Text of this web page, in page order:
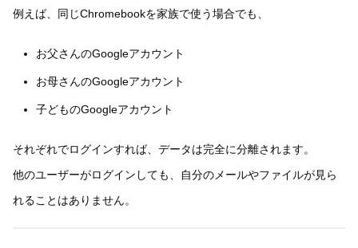
例えば、同じChromebookを家族で使う場合でも、
お父さんのGoogleアカウント
お母さんのGoogleアカウント
子どものGoogleアカウント
それぞれでログインすれば、データは完全に分離されます。
他のユーザーがログインしても、自分のメールやファイルが見ら
れることはありません。